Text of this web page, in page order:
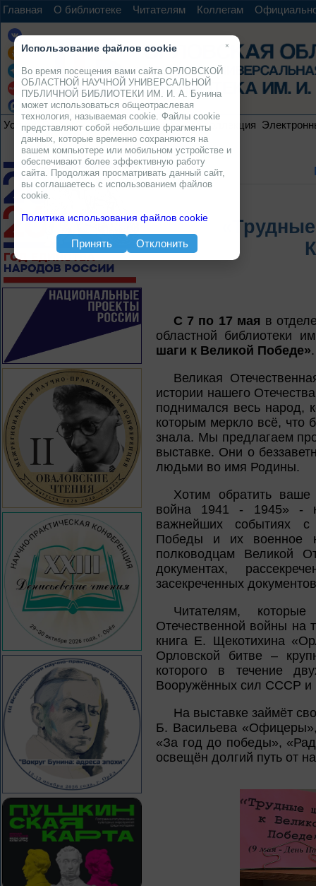
Главная О библиотеке Читателям Коллегам
Услуги Ресурсы Проекты Электронная коллекция
С 7 по 17 мая в
областной библиотеки
шаги к Великой Победе».
Великая
истории нашего
поднимался весь народ,
которым меркло всё, что
знала. Мы предлагаем
выставке. Они о
людьми во имя Родины.
Хотим обратить ваше
война 1941 - 1945» -
важнейших событиях с
Победы и их военное
полководцам Великой
документах,
засекреченных
Читателям,
Отечественной войны на
книга Е. Щекотихина
Орловской битве –
которого в течение
Вооружённых сил СССР и
На выставке займёт
Б. Васильева
«За год до победы»,
освещён долгий путь от
×
Использование файлов cookie
Во время посещения вами сайта ОРЛОВСКОЙ
ОБЛАСТНОЙ НАУЧНОЙ УНИВЕРСАЛЬНОЙ
ПУБЛИЧНОЙ БИБЛИОТЕКИ ИМ. И. А. Бунина
может использоваться общеотраслевая
технология, называемая cookie. Файлы cookie
представляют собой небольшие фрагменты
данных, которые временно сохраняются на
вашем компьютере или мобильном устройстве и
обеспечивают более эффективную работу
сайта. Продолжая просматривать данный сайт,
вы соглашаетесь с использованием файлов
cookie.
Политика использования файлов cookie
Принять Отклонить